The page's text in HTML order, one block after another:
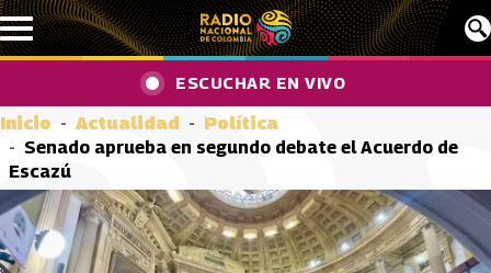
Pasar al contenido principal
ESCUCHAR EN VIVO
Inicio Actualidad
Política
Senado aprueba en segundo debate el Acuerdo de
Escazú